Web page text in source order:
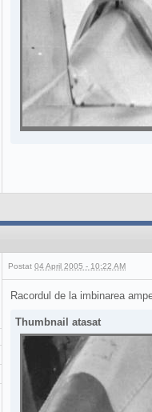
Postat 04 April 2005 - 10:22 AM
Racordul de la imbinarea
Thumbnail atasat